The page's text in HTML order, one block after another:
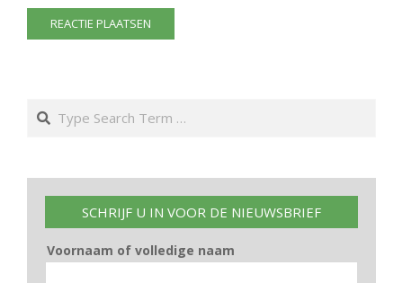
Search
SCHRIJF U IN VOOR DE NIEUWSBRIEF
Voornaam of volledige naam